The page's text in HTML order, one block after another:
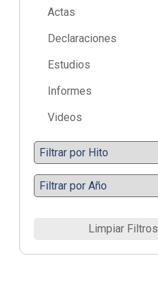
Actas
Declaraciones
Estudios
Informes
Videos
Limpiar Filtros